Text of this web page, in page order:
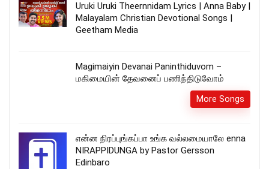
Uruki Uruki Theernnidam Lyrics | Anna Baby |
Malayalam Christian Devotional Songs |
Geetham Media
Magimaiyin Devanai Paninthiduvom –
மகிமையின் தேவனைப் பணிந்திடுவோம்
More Songs
என்ன நிரப்புங்கப்பா உங்க வல்லமையாலே enna
NIRAPPIDUNGA by Pastor Gersson
Edinbaro